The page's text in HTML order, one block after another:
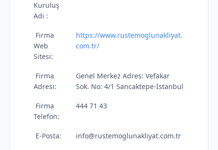
Kuruluş
Adı :
Firma
Web
Sitesi:
https://www.rustemoglunakliyat.
com.tr/
Firma
Adresi:
Genel Merkez Adres: Vefakar
Sok. No: 4/1 Sancaktepe-İstanbul
Firma
Telefon:
444 71 43
E-Posta: info@rustemoglunakliyat.com.tr